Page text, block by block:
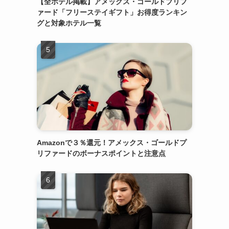
ァード「フリーステイギフト」お得度ランキン
グと対象ホテル一覧
Amazonで３％還元！アメックス・ゴールドプ
リファードのボーナスポイントと注意点